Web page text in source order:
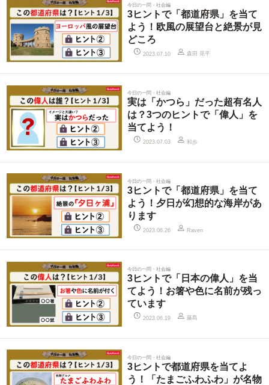
今日の一問・社会編
3ヒントで「都道府県」を当て
よう！欧風の展望台と絶景が見
どころ
2023.07.10 森田 晃平
今日の一問・社会編
実は「かつら」だった超有名人
は？3つのヒントで「偉人」を
当てよう！
2023.07.03 和歩
今日の一問・社会編
3ヒントで「都道府県」を当て
よう！夕日が幻想的な海岸があ
ります
2023.06.26 Raven
今日の一問・社会編
3ヒントで「日本の偉人」を当
てよう！お箸や色に名前が残っ
ています
2023.06.19 藤島
今日の一問・社会編
3ヒントで都道府県を当てよ
う！「たまごふわふわ」が名物